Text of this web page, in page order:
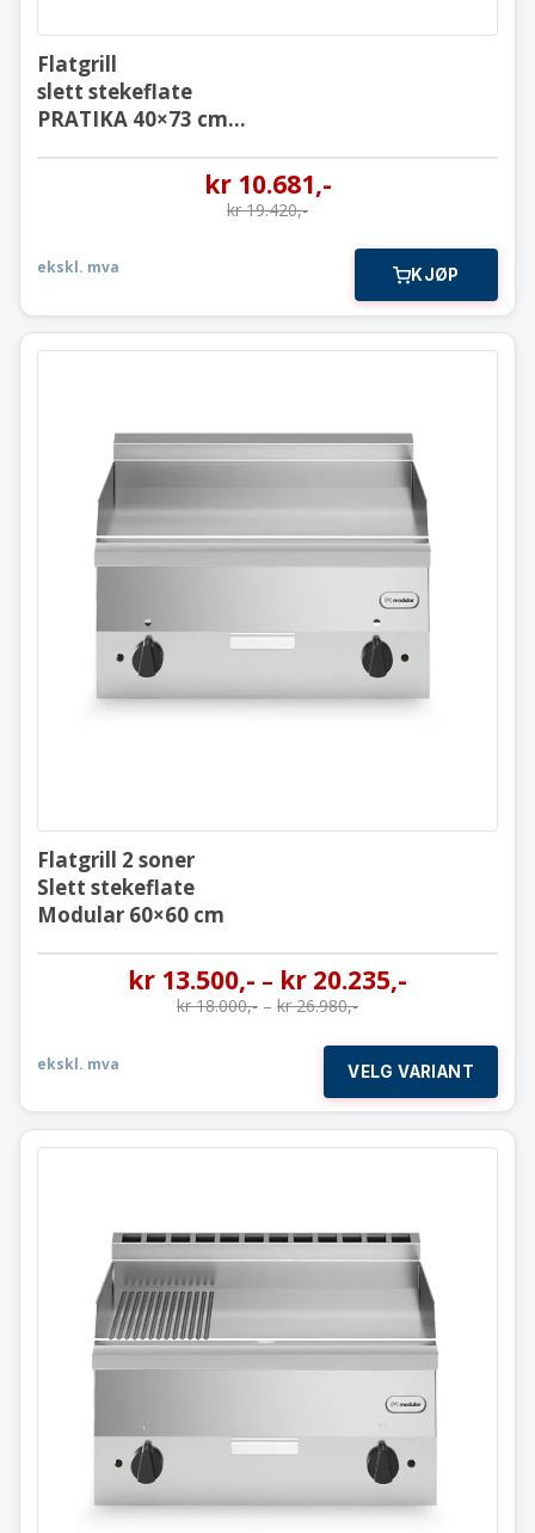
Flatgrill
slett stekeflate
PRATIKA 40×73 cm
kr10.681,-
kr19.420,-
ekskl. mva KJØP
Flatgrill 2 soner
Slett stekeflate
Modular 60×60 cm
Flatgrill 2 soner
Slett stekeflate
Modular 60×60 cm
kr 13.500,- – kr 20.235,-
kr18.000,- – kr26.980,-
ekskl. mva VELG VARIANT
Flatgrill 2 soner
Slett / Rillet topplate
Modular 60×60 cm